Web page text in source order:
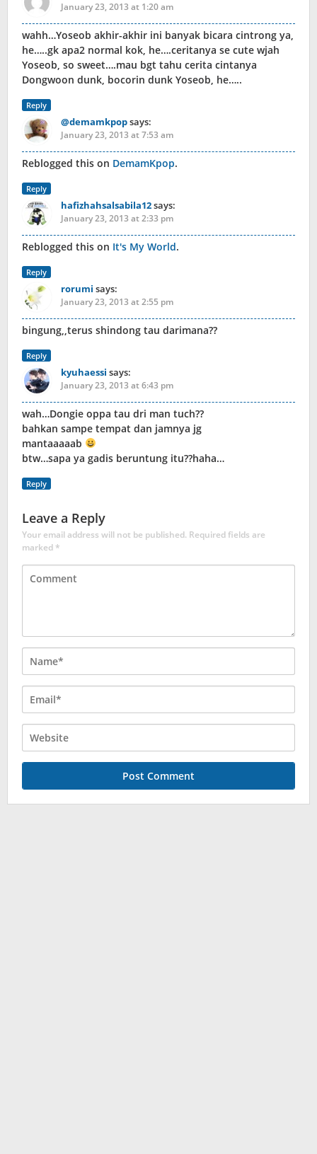
January 23, 2013 at 1:20 am
wahh…Yoseob akhir-akhir ini banyak bicara cintrong ya,
he…..gk apa2 normal kok, he….ceritanya se cute wjah
Yoseob, so sweet….mau bgt tahu cerita cintanya
Dongwoon dunk, bocorin dunk Yoseob, he…..
Reply
@demamkpopsays:
January 23, 2013 at 7:53 am
Reblogged this on DemamKpop.
Reply
hafizhahsalsabila12says:
January 23, 2013 at 2:33 pm
Reblogged this on It's My World.
Reply
rorumi says:
January 23, 2013 at 2:55 pm
bingung,,terus shindong tau darimana??
Reply
kyuhaessi says:
January 23, 2013 at 6:43 pm
wah…Dongie oppa tau dri man tuch??
bahkan sampe tempat dan jamnya jg
mantaaaaab
btw…sapa ya gadis beruntung itu??haha…
Reply
Leave a Reply
Your email address will not be published. Required fields are
marked*